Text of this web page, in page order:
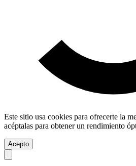
Este sitio usa cookies para ofrecerte la
acéptalas para obtener un rendimiento
Acepto